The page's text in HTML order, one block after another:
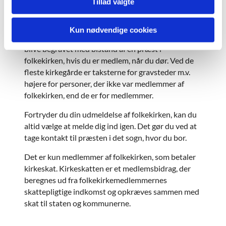
Kun nødvendige cookies
Når du ikke er medlem af folkekirken, har du ikke
samme ret til kirkelig betjening som folkekirkens
medlemmer. For at blive viet i folkekirken, skal
mindst den ene være medlem. Normalt kan du kun
blive begravet med bistand af en præst i
folkekirken, hvis du er medlem, når du dør. Ved de
fleste kirkegårde er taksterne for gravsteder m.v.
højere for personer, der ikke var medlemmer af
folkekirken, end de er for medlemmer.
Fortryder du din udmeldelse af folkekirken, kan du
altid vælge at melde dig ind igen. Det gør du ved at
tage kontakt til præsten i det sogn, hvor du bor.
Det er kun medlemmer af folkekirken, som betaler
kirkeskat. Kirkeskatten er et medlemsbidrag, der
beregnes ud fra folkekirkemedlemmernes
skattepligtige indkomst og opkræves sammen med
skat til staten og kommunerne.